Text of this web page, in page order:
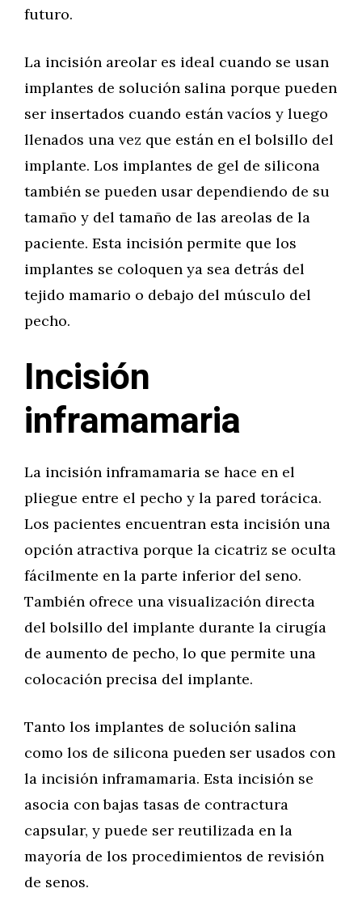
futuro.
La incisión areolar es ideal cuando se usan
implantes de solución salina porque pueden
ser insertados cuando están vacíos y luego
llenados una vez que están en el bolsillo del
implante. Los implantes de gel de silicona
también se pueden usar dependiendo de su
tamaño y del tamaño de las areolas de la
paciente. Esta incisión permite que los
implantes se coloquen ya sea detrás del
tejido mamario o debajo del músculo del
pecho.
Incisión
inframamaria
La incisión inframamaria se hace en el
pliegue entre el pecho y la pared torácica.
Los pacientes encuentran esta incisión una
opción atractiva porque la cicatriz se oculta
fácilmente en la parte inferior del seno.
También ofrece una visualización directa
del bolsillo del implante durante la cirugía
de aumento de pecho, lo que permite una
colocación precisa del implante.
Tanto los implantes de solución salina
como los de silicona pueden ser usados con
la incisión inframamaria. Esta incisión se
asocia con bajas tasas de contractura
capsular, y puede ser reutilizada en la
mayoría de los procedimientos de revisión
de senos.